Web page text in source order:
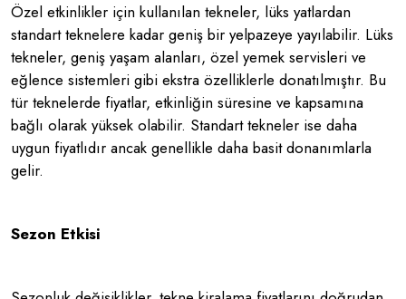
Özel etkinlikler için kullanılan tekneler, lüks yatlardan
standart teknelere kadar geniş bir yelpazeye yayılabilir. Lüks
tekneler, geniş yaşam alanları, özel yemek servisleri ve
eğlence sistemleri gibi ekstra özelliklerle donatılmıştır. Bu
tür teknelerde fiyatlar, etkinliğin süresine ve kapsamına
bağlı olarak yüksek olabilir. Standart tekneler ise daha
uygun fiyatlıdır ancak genellikle daha basit donanımlarla
gelir.
Sezon Etkisi